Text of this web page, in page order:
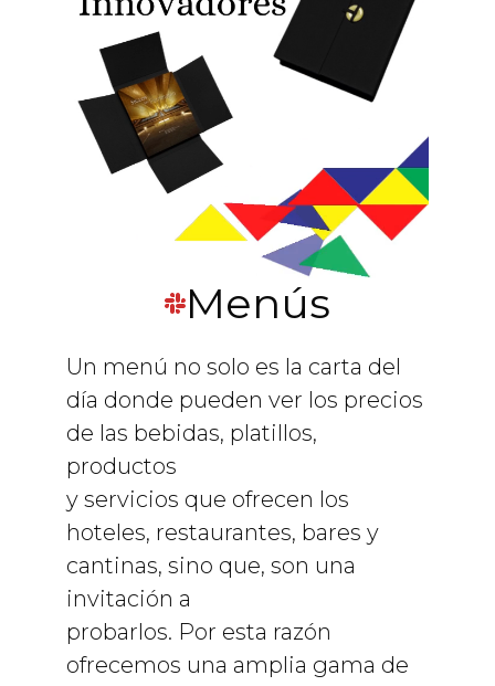
Menús
Un menú no solo es la carta del
día donde pueden ver los precios
de las bebidas, platillos,
productos
y servicios que ofrecen los
hoteles, restaurantes, bares y
cantinas, sino que, son una
invitación a
probarlos. Por esta razón
ofrecemos una amplia gama de